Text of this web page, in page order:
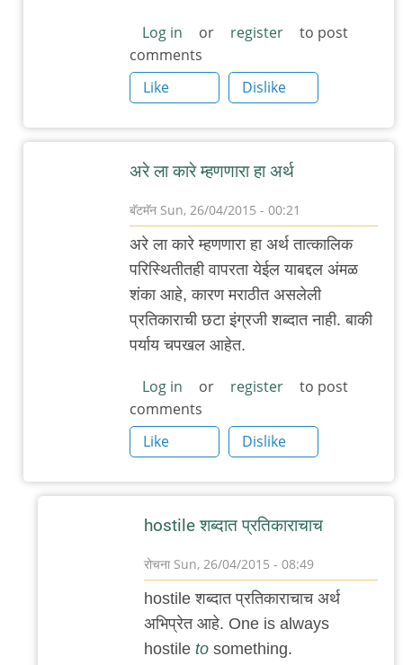
@मनोबा
-
hostile
by
अमुक
Log in or register
to post
comments
Like
Dislike
अरे ला कारे म्हणणारा हा अर्थ
बॅटमॅन Sun, 26/04/2015 - 00:21
In
reply
to
@मनोबा
by
अमुक
अरे ला कारे म्हणणारा हा अर्थ तात्कालिक
परिस्थितीतही वापरता येईल याबद्दल अंमळ
शंका आहे, कारण मराठीत असलेली
प्रतिकाराची छटा इंग्रजी शब्दात नाही. बाकी
पर्याय चपखल आहेत.
Log in or register
to post
comments
Like
Dislike
hostile शब्दात प्रतिकाराचाच
रोचना Sun, 26/04/2015 - 08:49
In
reply
hostile शब्दात प्रतिकाराचाच अर्थ
अभिप्रेत आहे. One is always
hostile to something.